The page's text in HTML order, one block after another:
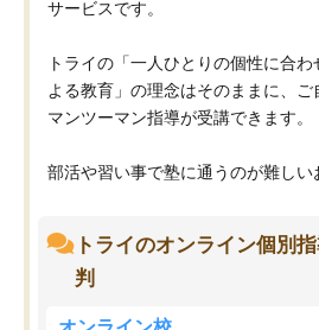
サービスです。
トライの「一人ひとりの個性に合
よる教育」の理念はそのままに、
マンツーマン指導が受講できます。
部活や習い事で塾に通うのが難しい
トライのオンライン個別
判